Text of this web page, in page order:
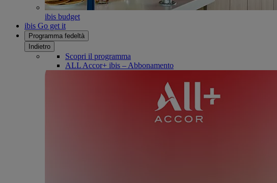
ibis budget
ibis Go get it
Programma fedeltà
Indietro
Scopri il programma
ALL Accor+ ibis – Abbonamento